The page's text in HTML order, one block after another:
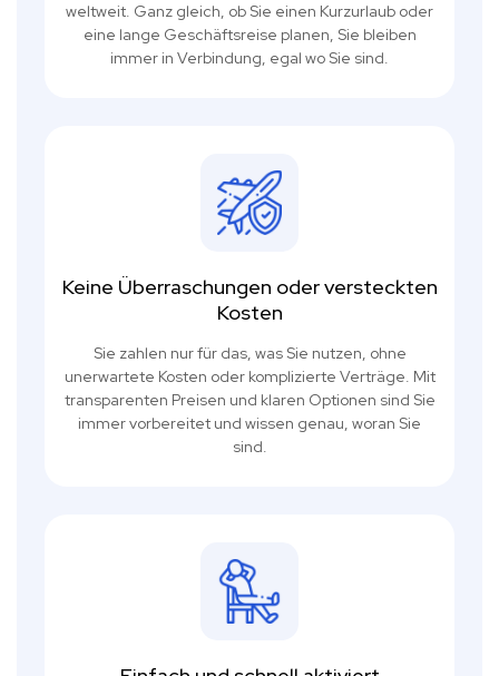
weltweit. Ganz gleich, ob Sie einen Kurzurlaub oder
eine lange Geschäftsreise planen, Sie bleiben
immer in Verbindung, egal wo Sie sind.
Keine Überraschungen oder versteckten
Kosten
Sie zahlen nur für das, was Sie nutzen, ohne
unerwartete Kosten oder komplizierte Verträge. Mit
transparenten Preisen und klaren Optionen sind Sie
immer vorbereitet und wissen genau, woran Sie
sind.